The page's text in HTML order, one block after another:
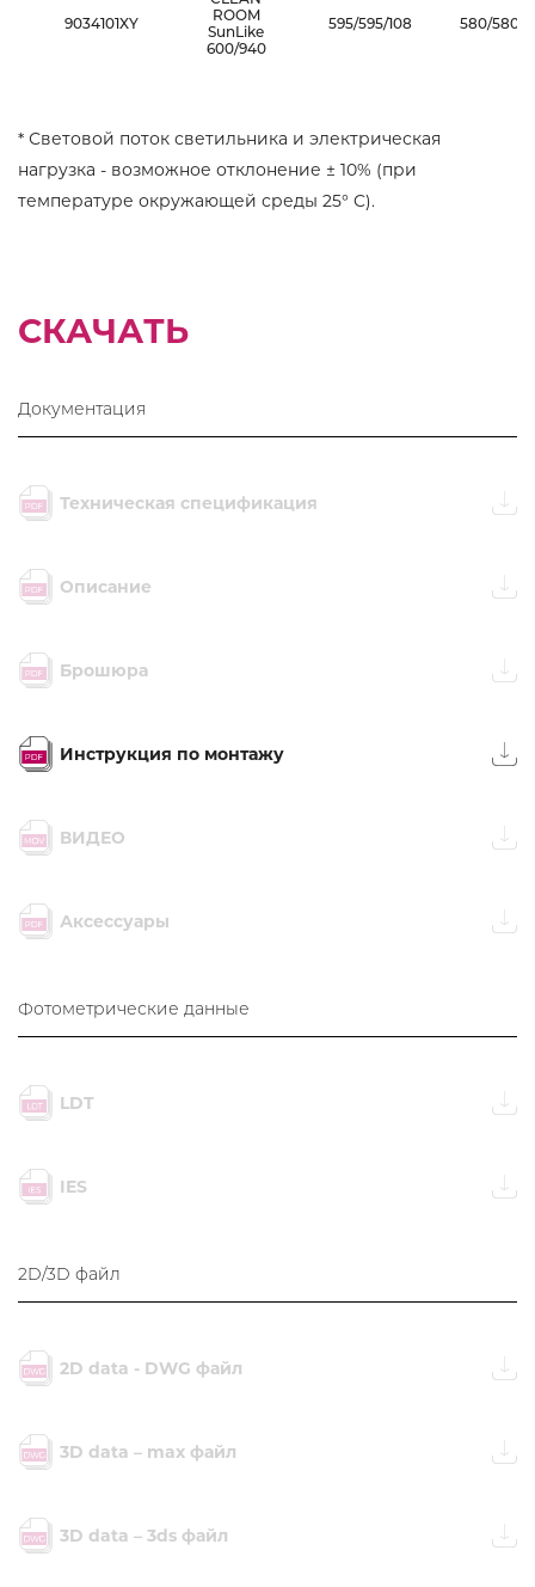
9034101XY
ROOM
SunLike
600/940
595/595/108 580/580/
* Световой поток светильника и электрическая
нагрузка - возможное отклонение ± 10% (при
температуре окружающей среды 25° C).
СКАЧАТЬ
Документация
Техническая спецификация
Описание
Брошюра
Инструкция по монтажу
ВИДЕО
Аксессуары
Фотометрические данные
LDT
IES
2D/3D файл
2D data - DWG файл
3D data – max файл
3D data – 3ds файл